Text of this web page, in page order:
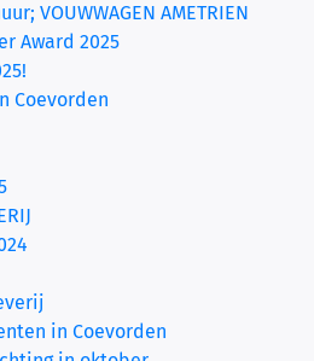
VOUWWAGEN AMETRIEN
Award 2025
Coevorden
in Coevorden